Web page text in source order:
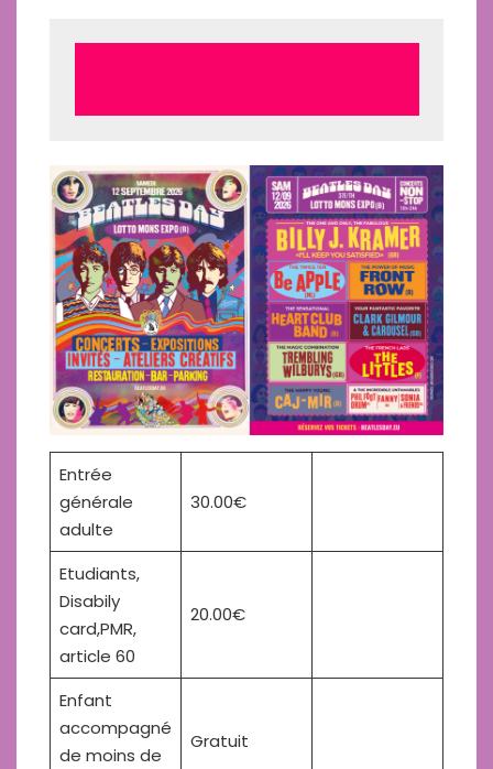
Entrée
générale
adulte
30.00€
Etudiants,
Disabily
card,PMR,
article 60
20.00€
Enfant
accompagné
de moins de
Gratuit